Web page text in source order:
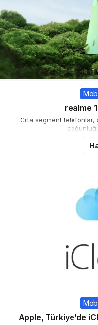
realme
Orta segment telefonlar,
Apple, Türkiye’de